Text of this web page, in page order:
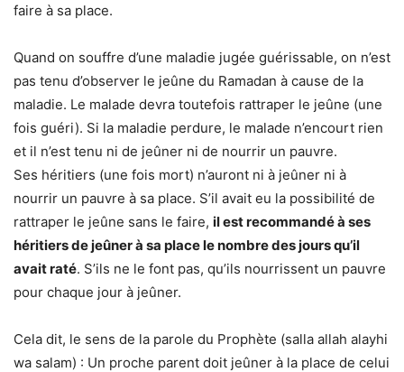
faire à sa place.
Quand on souffre d’une maladie jugée guérissable, on n’est
pas tenu d’observer le jeûne du Ramadan à cause de la
maladie. Le malade devra toutefois rattraper le jeûne (une
fois guéri). Si la maladie perdure, le malade n’encourt rien
et il n’est tenu ni de jeûner ni de nourrir un pauvre.
Ses héritiers (une fois mort) n’auront ni à jeûner ni à
nourrir un pauvre à sa place. S’il avait eu la possibilité de
rattraper le jeûne sans le faire, il est recommandé à ses
héritiers de jeûner à sa place le nombre des jours qu’il
avait raté. S’ils ne le font pas, qu’ils nourrissent un pauvre
pour chaque jour à jeûner.
Cela dit, le sens de la parole du Prophète (salla allah alayhi
wa salam) : Un proche parent doit jeûner à la place de celui